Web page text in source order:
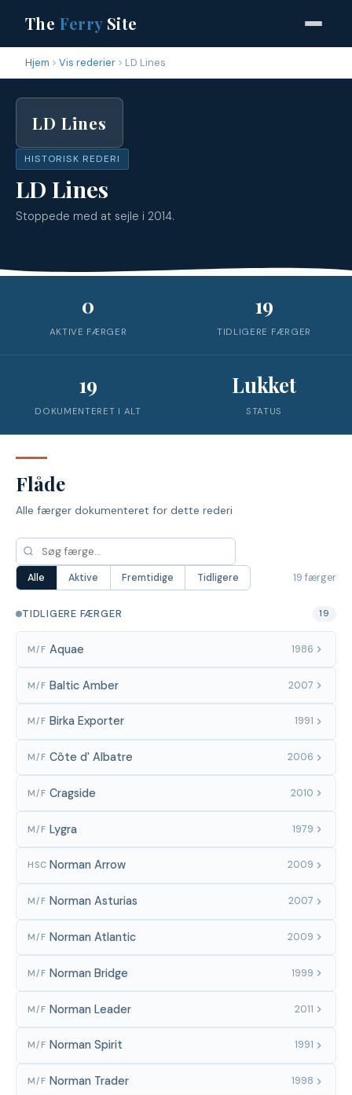
The FerrySite
Hjem Vis rederier LD Lines
LD Lines
HISTORISK REDERI
LD Lines
Stoppede med at sejle i 2014.
0
AKTIVE FÆRGER
19
TIDLIGERE FÆRGER
19
DOKUMENTERET I ALT
Lukket
STATUS
Flåde
Alle færger dokumenteret for dette rederi
Alle Aktive Fremtidige Tidligere 19 færger
TIDLIGERE FÆRGER 19
M/F Aquae 1986
M/F Baltic Amber 2007
M/F Birka Exporter 1991
M/F Côte d' Albatre 2006
M/F Cragside 2010
M/F Lygra 1979
HSC Norman Arrow 2009
M/F Norman Asturias 2007
M/F Norman Atlantic 2009
M/F Norman Bridge 1999
M/F Norman Leader 2011
M/F Norman Spirit 1991
M/F Norman Trader 1998